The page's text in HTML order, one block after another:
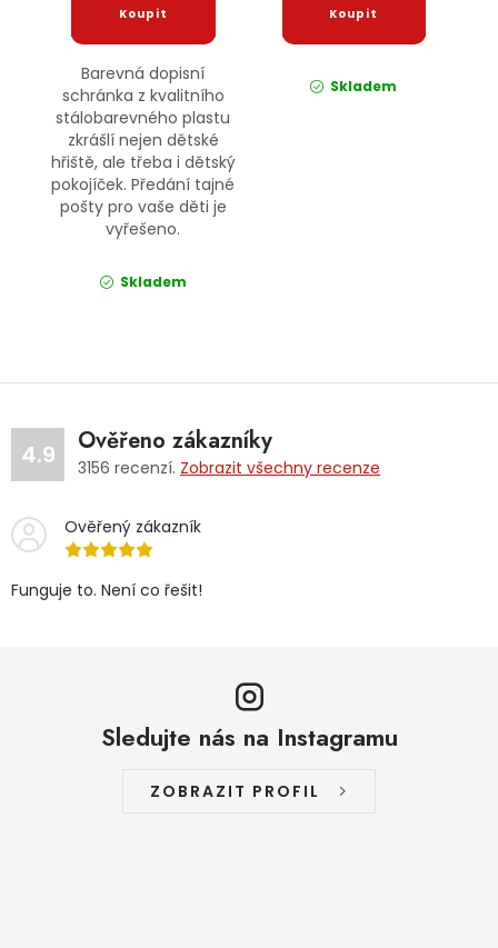
Barevná dopisní
schránka z kvalitního
stálobarevného plastu
zkrášlí nejen dětské
hřiště, ale třeba i dětský
pokojíček. Předání tajné
pošty pro vaše děti je
vyřešeno.
Skladem
Skladem
4.9 Ověřeno zákazníky
3156 recenzí. Zobrazit všechny recenze
Ověřený zákazník
Funguje to. Není co řešit!
Sledujte nás na Instagramu
ZOBRAZIT PROFIL